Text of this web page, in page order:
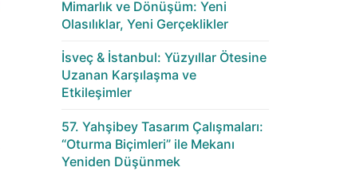
Mimarlık ve Dönüşüm: Yeni
Olasılıklar, Yeni Gerçeklikler
İsveç & İstanbul: Yüzyıllar Ötesine
Uzanan Karşılaşma ve
Etkileşimler
57. Yahşibey Tasarım Çalışmaları:
“Oturma Biçimleri” ile Mekanı
Yeniden Düşünmek